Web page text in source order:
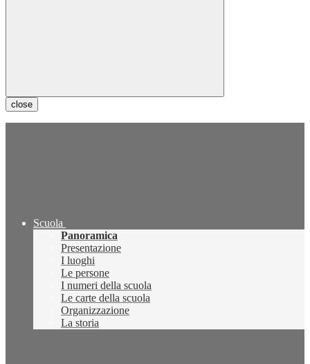
close
Scuola
Panoramica
Presentazione
I luoghi
Le persone
I numeri della scuola
Le carte della scuola
Organizzazione
La storia